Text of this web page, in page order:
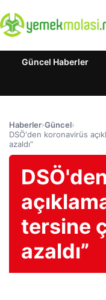
Güncel Haberler
Haberler›Güncel›
DSÖ'den koronavirüs
azaldı”
tersine
azaldı”